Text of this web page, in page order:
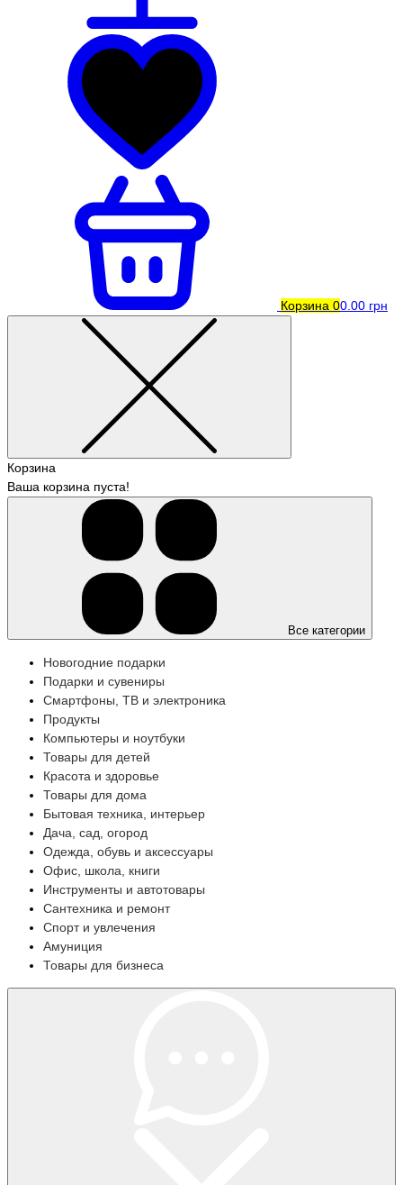
Корзина 00.00 грн
Корзина
Ваша корзина пуста!
Все категории
Новогодние подарки
Подарки и сувениры
Смартфоны, ТВ и электроника
Продукты
Компьютеры и ноутбуки
Товары для детей
Красота и здоровье
Товары для дома
Бытовая техника, интерьер
Дача, сад, огород
Одежда, обувь и аксессуары
Офис, школа, книги
Инструменты и автотовары
Сантехника и ремонт
Спорт и увлечения
Амуниция
Товары для бизнеса